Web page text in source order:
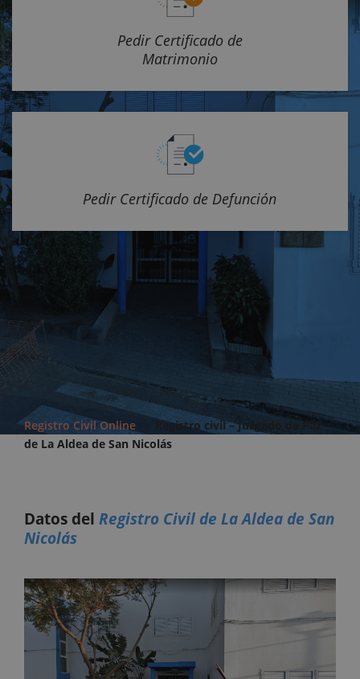
Pedir Certificado de
Matrimonio
Pedir Certificado de Defunción
Registro Civil Online
Registro civil – Juzgado de Paz
de La Aldea de San Nicolás
Datos del Registro Civil de La Aldea de San
Nicolás